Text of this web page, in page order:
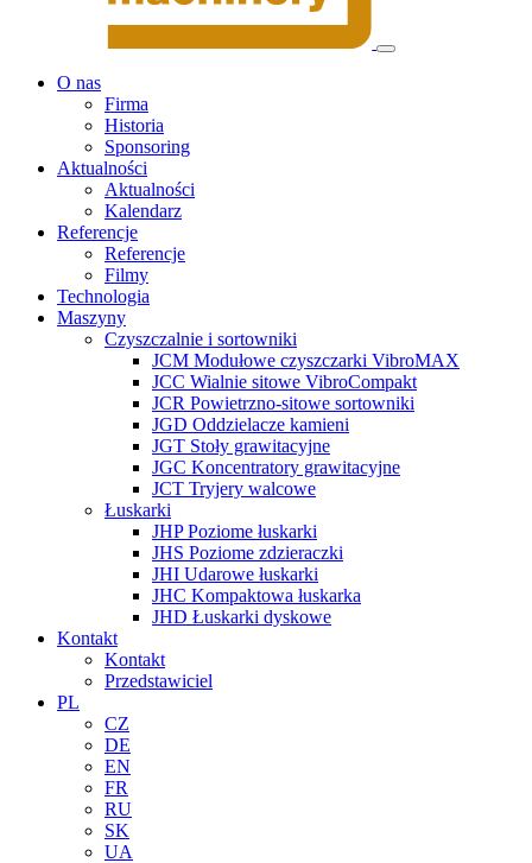
O nas
Firma
Historia
Sponsoring
Aktualności
Aktualności
Kalendarz
Referencje
Referencje
Filmy
Technologia
Maszyny
Czyszczalnie i sortowniki
JCM Modułowe czyszczarki VibroMAX
JCC Wialnie sitowe VibroCompakt
JCR Powietrzno-sitowe sortowniki
JGD Oddzielacze kamieni
JGT Stoły grawitacyjne
JGC Koncentratory grawitacyjne
JCT Tryjery walcowe
Łuskarki
JHP Poziome łuskarki
JHS Poziome zdzieraczki
JHI Udarowe łuskarki
JHC Kompaktowa łuskarka
JHD Łuskarki dyskowe
Kontakt
Kontakt
Przedstawiciel
PL
CZ
DE
EN
FR
RU
SK
UA